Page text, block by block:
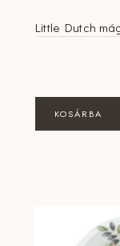
Little Dutch
KOSÁRBA